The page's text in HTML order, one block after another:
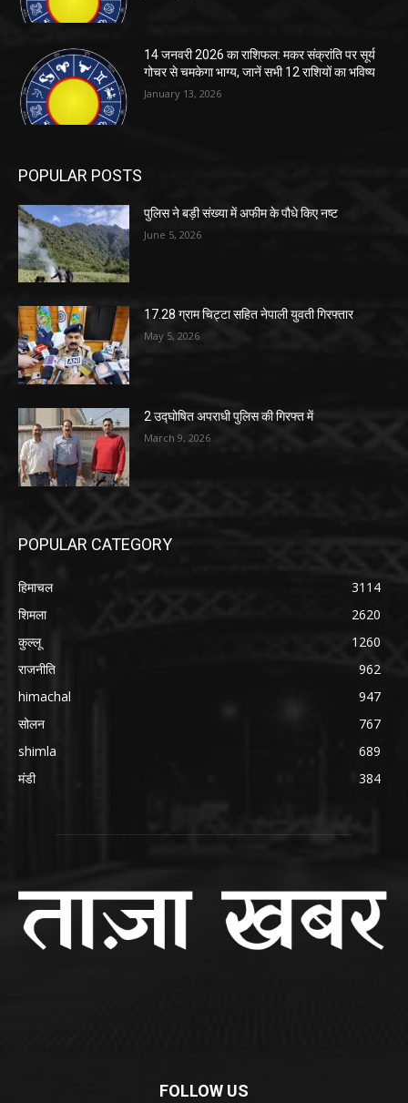
14 जनवरी 2026 का राशिफल: मकर संक्रांति पर सूर्य
गोचर से चमकेगा भाग्य, जानें सभी 12 राशियों का भविष्य
January 13, 2026
POPULAR POSTS
पुलिस ने बड़ी संख्या में अफीम के पौधे किए नष्ट
June 5, 2026
17.28 ग्राम चिट्टा सहित नेपाली युवती गिरफ्तार
May 5, 2026
2 उद्घोषित अपराधी पुलिस की गिरफ्त में
March 9, 2026
POPULAR CATEGORY
हिमाचल
3114
शिमला
2620
कुल्लू
1260
राजनीति
962
himachal
947
सोलन
767
shimla
689
मंडी
384
FOLLOW US